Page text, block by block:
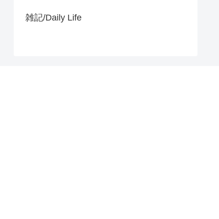
雑記/Daily Life